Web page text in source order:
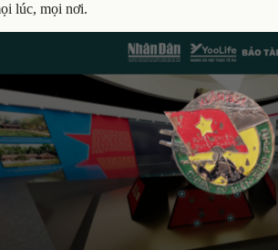
lúc, mọi nơi.